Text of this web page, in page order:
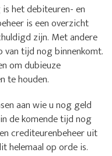
het debiteuren- en
is een overzicht
zijn. Met andere
van tijd nog binnenkomt.
om dubieuze
te houden.
aan wie u nog geld
de komende tijd nog
crediteurenbeheer uit
helemaal op orde is.